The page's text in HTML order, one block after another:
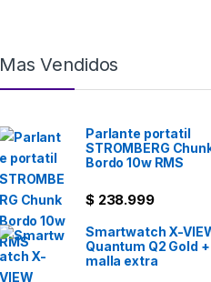
Mas Vendidos
Parlante portatil
STROMBERG
Bordo 10w RMS
$238.999
Smartwatch X-
Quantum Q2 Gold +
malla extra